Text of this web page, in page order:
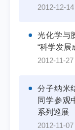
2012-12-14
光化学与
“科学发展
2012-11-27
分子纳米
同学参观
系列巡展
2012-11-07